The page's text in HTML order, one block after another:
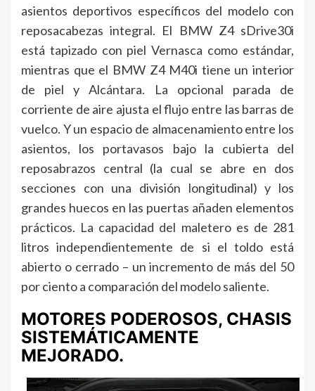
asientos deportivos específicos del modelo con
reposacabezas integral. El BMW Z4 sDrive30i
está tapizado con piel Vernasca como estándar,
mientras que el BMW Z4 M40i tiene un interior
de piel y Alcántara. La opcional parada de
corriente de aire ajusta el flujo entre las barras de
vuelco. Y un espacio de almacenamiento entre los
asientos, los portavasos bajo la cubierta del
reposabrazos central (la cual se abre en dos
secciones con una división longitudinal) y los
grandes huecos en las puertas añaden elementos
prácticos. La capacidad del maletero es de 281
litros independientemente de si el toldo está
abierto o cerrado – un incremento de más del 50
por ciento a comparación del modelo saliente.
MOTORES PODEROSOS, CHASIS
SISTEMÁTICAMENTE
MEJORADO.